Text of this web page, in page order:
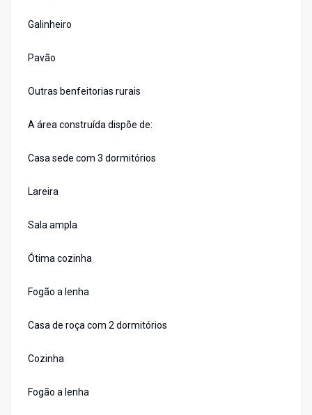
Galinheiro
Pavão
Outras benfeitorias rurais
A área construída dispõe de:
Casa sede com 3 dormitórios
Lareira
Sala ampla
Ótima cozinha
Fogão a lenha
Casa de roça com 2 dormitórios
Cozinha
Fogão a lenha